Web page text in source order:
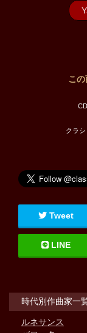
こ
クラ
Tweet
LINE
時代別作曲家一
ルネサンス